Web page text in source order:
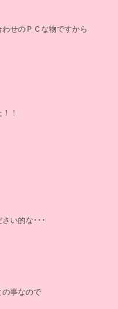
せのＰＣな物ですから
！
い的な･･･
の事なので